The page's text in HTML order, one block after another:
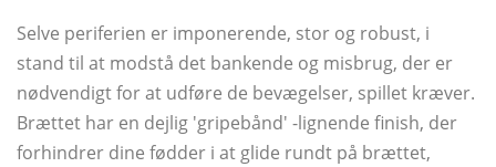
Selve periferien er imponerende, stor og robust, i
stand til at modstå det bankende og misbrug, der er
nødvendigt for at udføre de bevægelser, spillet kræver.
Brættet har en dejlig 'gripebånd' -lignende finish, der
forhindrer dine fødder i at glide rundt på brættet,